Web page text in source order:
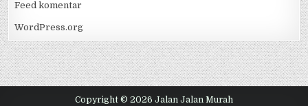
Feed entri
Feed komentar
WordPress.org